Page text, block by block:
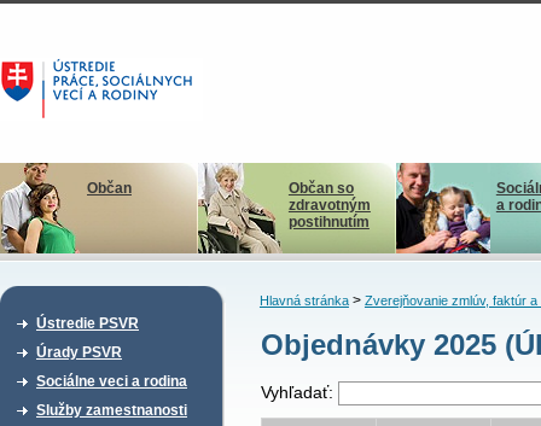
Občan
Občan so
zdravotným
postihnutím
a
Ústredie PSVR
Úrady PSVR
Sociálne veci a rodina
Služby zamestnanosti
Hlavná stránka> Zverejňovanie zmlúv, faktúr a
Objednávky 2025
Vyhľadať: